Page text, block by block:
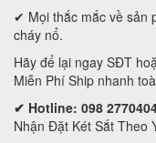
✔ Mọi thắc mắc về sản
cháy nổ.
Hãy để lại ngay SĐT
Miễn Phí Ship nhanh
✔ Hotline: 098
Nhận Đặt Két Sắt Theo